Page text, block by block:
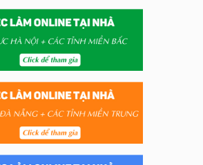
Tuyển nhân viên tiếp thực,
phục vụ bàn
Nhà hàng Phủi Quán
– hỗ trợ ăn ở
Quán bánh đa cua
Tuyển nhân viên bán hàng